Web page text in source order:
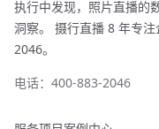
执行中发现，照片直播的
洞察。 摄行直播 8 年专
2046。
电话：400-883-2046